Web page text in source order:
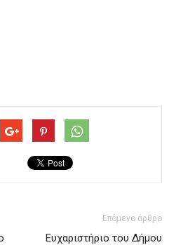
Επόμενο άρθρο
Ευχαριστήριο του Δήμου